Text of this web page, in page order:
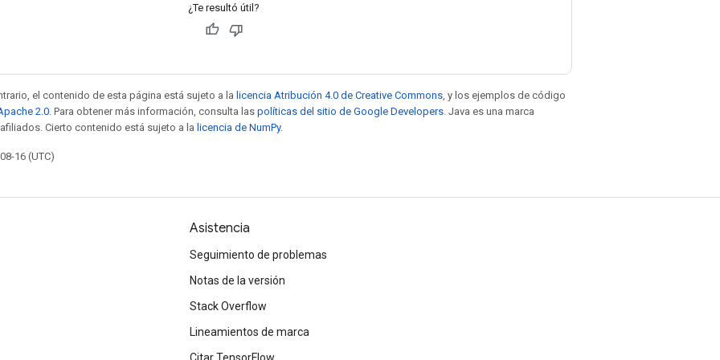
¿Te resultó útil?
el contenido de esta página está sujeto a la licencia Atribución 4.0 de Creative Commons , y los ejemplos de código
2.0 . Para obtener más información, consulta las políticas del sitio de Google Developers . Java es una marca
Cierto contenido está sujeto a la licencia de NumPy.
16 (UTC)
Asistencia
Seguimiento de problemas
Notas de la versión
Stack Overflow
Lineamientos de marca